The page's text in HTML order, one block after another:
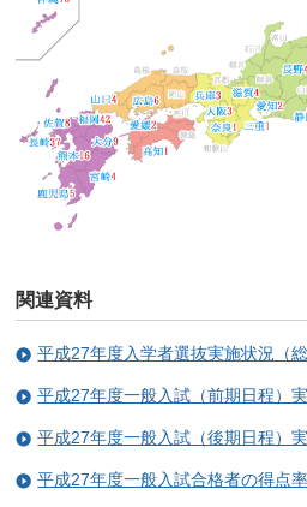
関連資料
平成27年度入学者選抜実施状況（総
平成27年度一般入試（前期日程）
平成27年度一般入試（後期日程）
平成27年度一般入試合格者の得点